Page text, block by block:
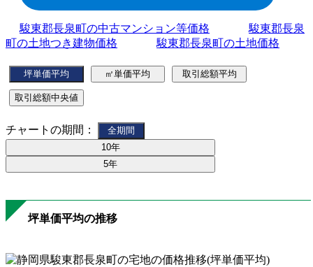
駿東郡長泉町の中古マンション等価格
駿東郡長泉
町の土地つき建物価格
駿東郡長泉町の土地価格
チャートの期間：
坪単価平均の推移